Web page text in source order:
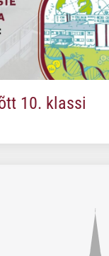
10. klassi